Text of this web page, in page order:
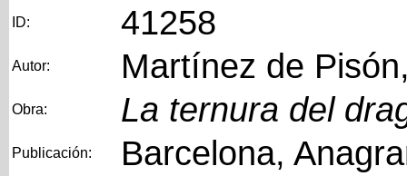
ID: 41258
Autor: Martínez de
Obra: La ternura del
Publicación: Barcelona,